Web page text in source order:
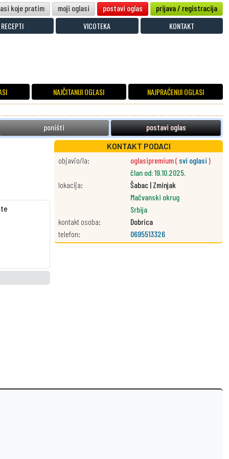
koje pratim moji oglasi postavi oglas prijava / registracija
RECEPTI VICOTEKA KONTAKT
NAJČITANIJI OGLASI NAJPRAĆENIJI OGLASI
poništi postavi oglas
KONTAKT PODACI
objavio/la:
oglasipremium ( svi oglasi )
član od: 19.10.2025.
lokacija:
Šabac | Zminjak
Mačvanski okrug
Srbija
kontakt osoba:
Dobrica
telefon:
0695513326